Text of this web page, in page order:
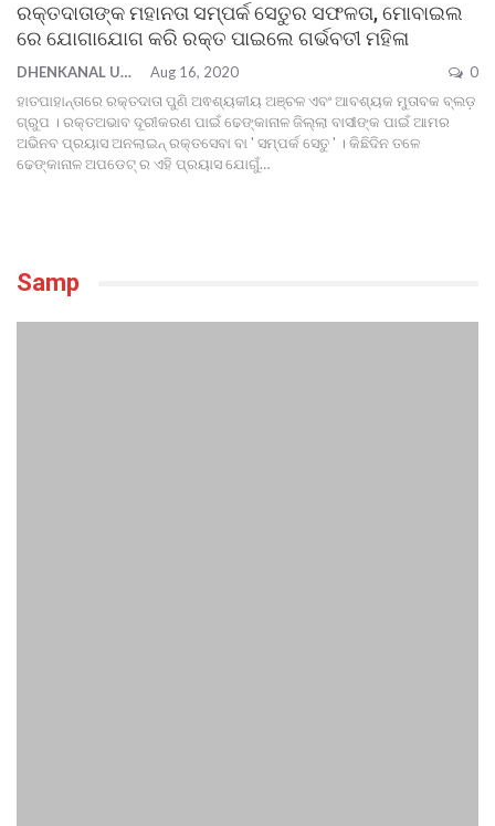
ରକ୍ତଦାତାଙ୍କ ମହାନତା ସମ୍ପର୍କ ସେତୁର ସଫଳତା, ମୋବାଇଲ
ରେ ଯୋଗାଯୋଗ କରି ରକ୍ତ ପାଇଲେ ଗର୍ଭବତୀ ମହିଳା
DHENKANAL UPDATE Aug 16, 2020
0
ହାତପାହାନ୍ତାରେ ରକ୍ତଦାତା ପୁଣି ଅଵଶ୍ୟକୀୟ ଅଞ୍ଚଳ ଏବଂ ଆବଶ୍ୟକ ମୁତାବକ ବ୍ଲଡ଼
ଗ୍ରୁପ । ରକ୍ତଅଭାବ ଦୂରୀକରଣ ପାଇଁ ଢେଙ୍କାନାଳ ଜିଲ୍ଲା ବାସୀଙ୍କ ପାଇଁ ଆମର
ଅଭିନବ ପ୍ରୟାସ ଅନଲାଇନ୍ ରକ୍ତସେବା ବା ' ସମ୍ପର୍କ ସେତୁ ' । କିଛିଦିନ ତଳେ
ଢେଙ୍କାନାଳ ଅପଡେଟ୍ ର ଏହି ପ୍ରୟାସ ଯୋଗୁଁ…
Samp